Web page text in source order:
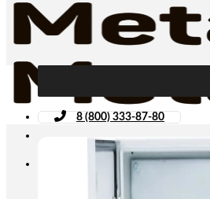
8 (800) 333-87-80